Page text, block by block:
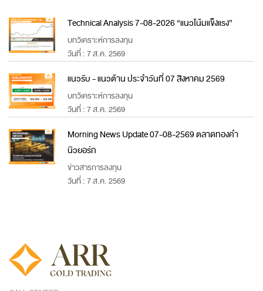
Technical Analysis 7-08-2026 “แนวโน้มแข็งแรง”
บทวิเคราะห์การลงทุน
วันที่ : 7 ส.ค. 2569
แนวรับ - แนวต้าน ประจำวันที่ 07 สิงหาคม 2569
บทวิเคราะห์การลงทุน
วันที่ : 7 ส.ค. 2569
Morning News Update 07-08-2569 ตลาดทองคำ
นิวยอร์ก
ข่าวสารการลงทุน
วันที่ : 7 ส.ค. 2569